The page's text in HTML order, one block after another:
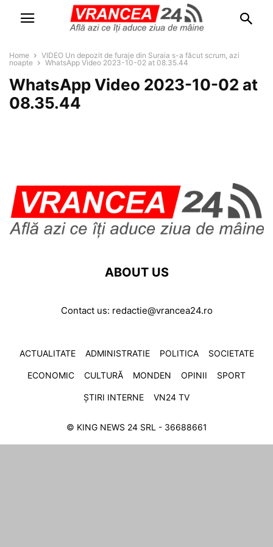
Home
VIDEO Un depozit de furaje din Suraia s-a făcut scrum, azi
noapte
WhatsApp Video 2023-10-02 at 08.35.44
WhatsApp Video 2023-10-02 at
08.35.44
ABOUT US
Contact us: redactie@vrancea24.ro
ACTUALITATE ADMINISTRATIE POLITICA SOCIETATE
ECONOMIC CULTURĂ MONDEN OPINII SPORT
ȘTIRI INTERNE VN24 TV
© KING NEWS 24 SRL - 36688661